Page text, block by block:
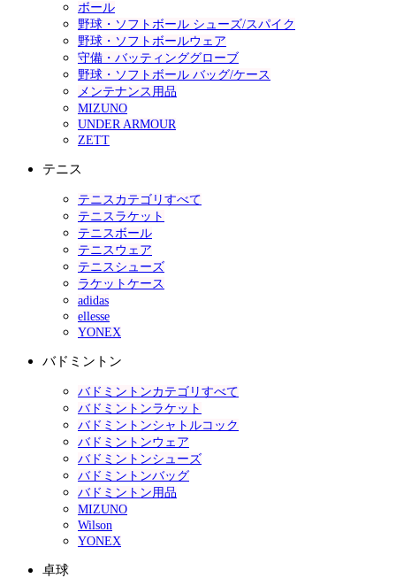
ボール
野球・ソフトボール シューズ/スパイク
野球・ソフトボールウェア
守備・バッティンググローブ
野球・ソフトボール バッグ/ケース
メンテナンス用品
MIZUNO
UNDER ARMOUR
ZETT
テニス
テニスカテゴリすべて
テニスラケット
テニスボール
テニスウェア
テニスシューズ
ラケットケース
adidas
ellesse
YONEX
バドミントン
バドミントンカテゴリすべて
バドミントンラケット
バドミントンシャトルコック
バドミントンウェア
バドミントンシューズ
バドミントンバッグ
バドミントン用品
MIZUNO
Wilson
YONEX
卓球